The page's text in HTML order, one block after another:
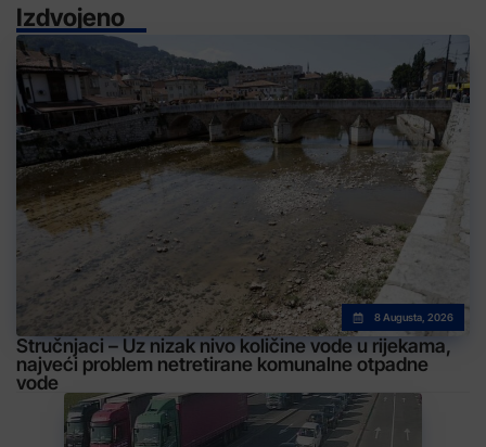
Izdvojeno
8 Augusta, 2026
Stručnjaci – Uz nizak nivo količine vode u rijekama,
najveći problem netretirane komunalne otpadne
vode